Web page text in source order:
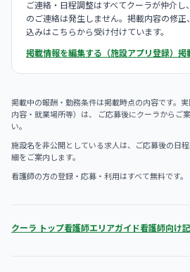
ご連絡・日程調整はすべてクーラが仲介
のご連絡は発生しません。掲載内容の修
込みはこちらから受け付けています。
掲載情報を編集する（施設アプリ登録） 掲
掲載中の報酬・勤務条件は掲載時点の内容です。
内容・就業場所等）は、 ご応募後にクーラからご
い。
施設名を非公開としている求人は、ご応募後の日
細をご案内します。
看護師の方の登録・応募・利用はすべて無料です。
クーラ トップ看護師エリアガイド看護師向け